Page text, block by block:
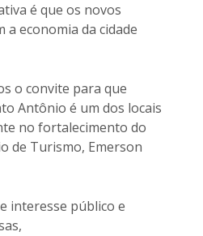
é que os novos
economia da cidade
o convite para que
Antônio é um dos locais
no fortalecimento do
de Turismo, Emerson
interesse público e